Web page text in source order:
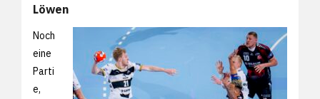
Löwen
Noch
eine
Parti
e,